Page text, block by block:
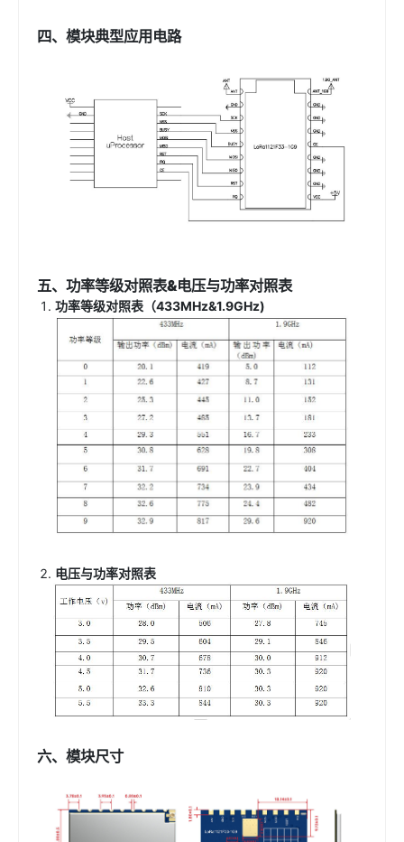
四、模块典型应用电路
五、功率等级对照表&电压与功率对照表
功率等级对照表（433MHz&1.9GHz)
电压与功率对照表
六、模块尺寸